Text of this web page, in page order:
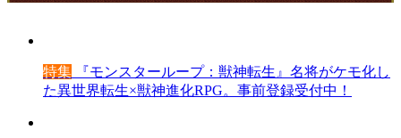
特集 『モンスターループ：獣神転生』名将がケモ化し
た異世界転生×獣神進化RPG。事前登録受付中！